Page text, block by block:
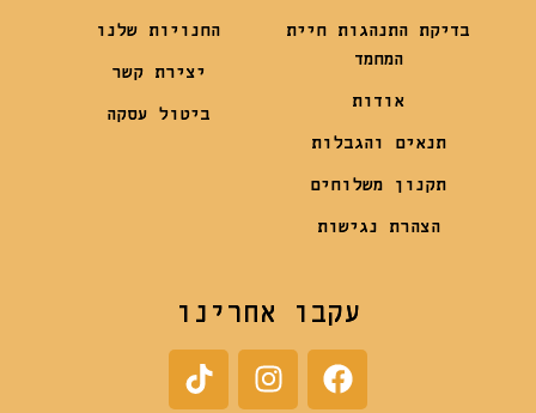
בדיקת התנהגות חיית
המחמד
אודות
תנאים והגבלות
תקנון משלוחים
הצהרת נגישות
החנויות שלנו
יצירת קשר
ביטול עסקה
עקבו אחרינו